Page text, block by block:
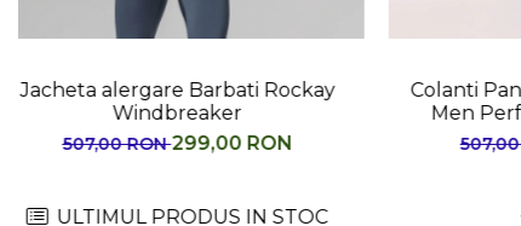
Colanti Pantaloni Alergare Rockay
Men Performance Run Tights
507,00 RON349,00 RON
IN STOC